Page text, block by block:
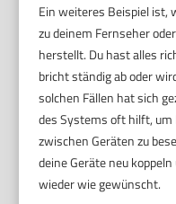
Ein weiteres Beispiel ist,
zu deinem Fernseher
herstellt. Du hast alles
bricht ständig ab oder
solchen Fällen hat sich
des Systems oft hilft,
zwischen Geräten zu
deine Geräte neu
wieder wie gewünscht.